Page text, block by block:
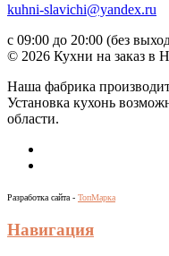
kuhni-slavichi@yandex.ru
с 09:00 до 20:00 (без
© 2026 Кухни на заказ в
Наша фабрика
Установка кухонь
области.
Разработка сайта - ТопМарка
Навигация